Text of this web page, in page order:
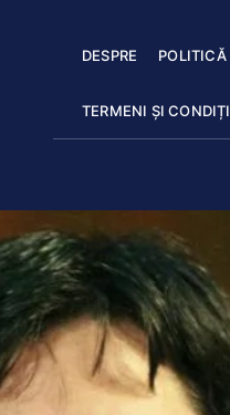
DESPRE POLITICĂ
TERMENI ȘI